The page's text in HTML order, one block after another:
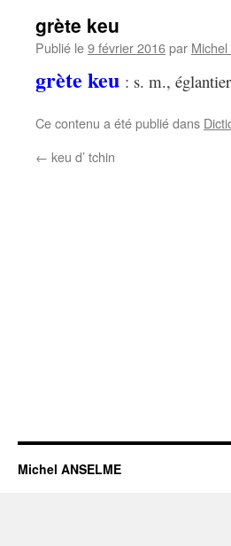
grète keu
Publié le9 février 2016par
grète keu : s. m.,
Ce contenu a été publié dans
← keu d’ tchin
Michel ANSELME